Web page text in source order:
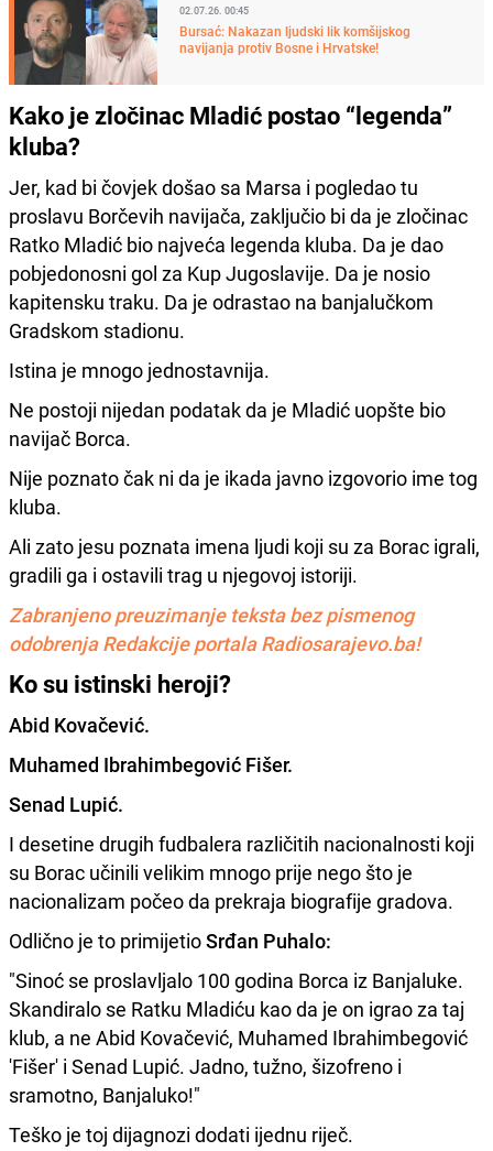
02.07.26. 00:45
Bursać: Nakazan ljudski lik komšijskog
navijanja protiv Bosne i Hrvatske!
Kako je zločinac Mladić postao “legenda”
kluba?
Jer, kad bi čovjek došao sa Marsa i pogledao tu
proslavu Borčevih navijača, zaključio bi da je zločinac
Ratko Mladić bio najveća legenda kluba. Da je dao
pobjedonosni gol za Kup Jugoslavije. Da je nosio
kapitensku traku. Da je odrastao na banjalučkom
Gradskom stadionu.
Istina je mnogo jednostavnija.
Ne postoji nijedan podatak da je Mladić uopšte bio
navijač Borca.
Nije poznato čak ni da je ikada javno izgovorio ime tog
kluba.
Ali zato jesu poznata imena ljudi koji su za Borac igrali,
gradili ga i ostavili trag u njegovoj istoriji.
Zabranjeno preuzimanje teksta bez pismenog
odobrenja Redakcije portala Radiosarajevo.ba!
Ko su istinski heroji?
Abid Kovačević.
Muhamed Ibrahimbegović Fišer.
Senad Lupić.
I desetine drugih fudbalera različitih nacionalnosti koji
su Borac učinili velikim mnogo prije nego što je
nacionalizam počeo da prekraja biografije gradova.
Odlično je to primijetioSrđan Puhalo:
"Sinoć se proslavljalo 100 godina Borca iz Banjaluke.
Skandiralo se Ratku Mladiću kao da je on igrao za taj
klub, a ne Abid Kovačević, Muhamed Ibrahimbegović
'Fišer' i Senad Lupić. Jadno, tužno, šizofreno i
sramotno, Banjaluko!"
Teško je toj dijagnozi dodati ijednu riječ.